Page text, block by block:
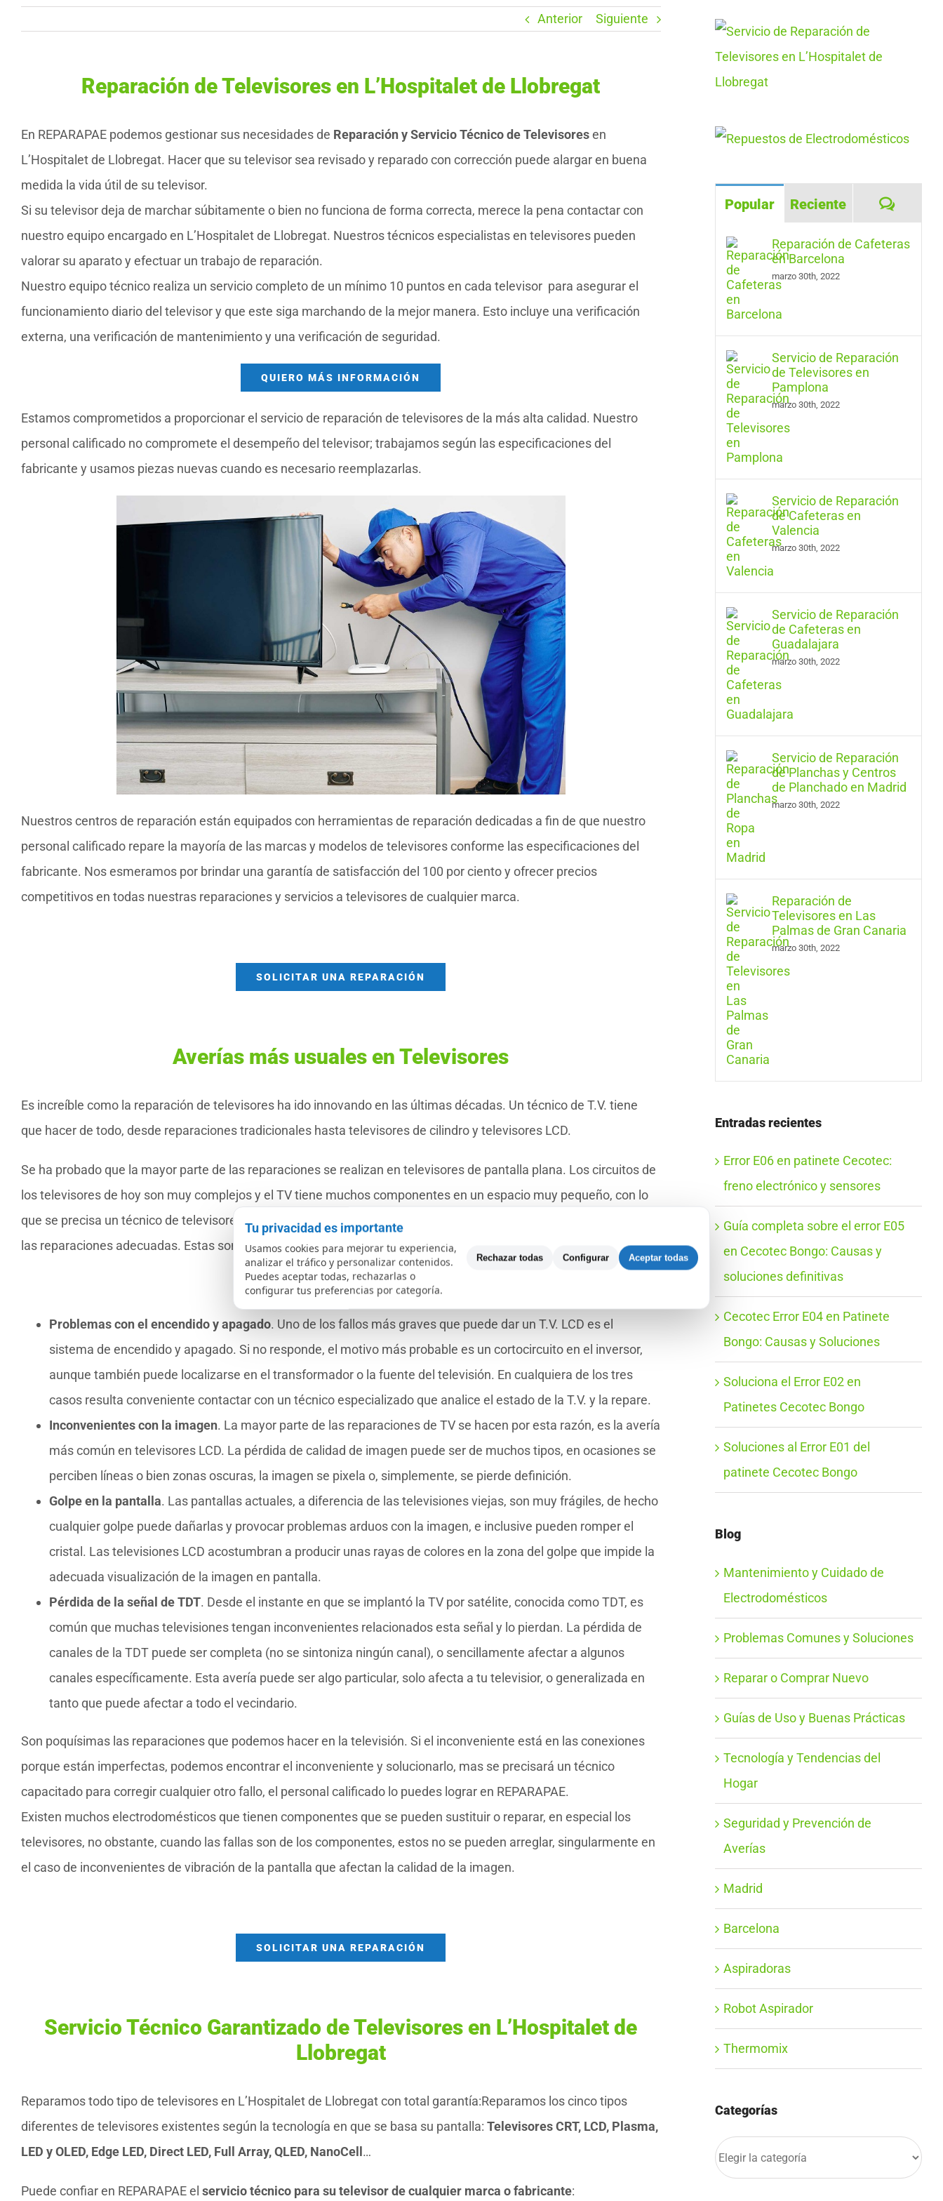
Anterior Siguiente
Reparación de Televisores en L’Hospitalet de Llobregat
En REPARAPAE podemos gestionar sus necesidades de Reparación y Servicio Técnico de Televisoresen
L’Hospitalet de Llobregat. Hacer que su televisor sea revisado y reparado con corrección puede alargar en buena
medida la vida útil de su televisor.
Si su televisor deja de marchar súbitamente o bien no funciona de forma correcta, merece la pena contactar con
nuestro equipo encargado en L’Hospitalet de Llobregat. Nuestros técnicos especialistas en televisores pueden
valorar su aparato y efectuar un trabajo de reparación.
Nuestro equipo técnico realiza un servicio completo de un mínimo 10 puntos en cada televisor para asegurar el
funcionamiento diario del televisor y que este siga marchando de la mejor manera. Esto incluye una verificación
externa, una verificación de mantenimiento y una verificación de seguridad.
QUIERO MÁS INFORMACIÓN
Estamos comprometidos a proporcionar el servicio de reparación de televisores de la más alta calidad. Nuestro
personal calificado no compromete el desempeño del televisor; trabajamos según las especificaciones del
fabricante y usamos piezas nuevas cuando es necesario reemplazarlas.
Nuestros centros de reparación están equipados con herramientas de reparación dedicadas a fin de que nuestro
personal calificado repare la mayoría de las marcas y modelos de televisores conforme las especificaciones del
fabricante. Nos esmeramos por brindar una garantía de satisfacción del 100 por ciento y ofrecer precios
competitivos en todas nuestras reparaciones y servicios a televisores de cualquier marca.
SOLICITAR UNA REPARACIÓN
Averías más usuales en Televisores
Es increíble como la reparación de televisores ha ido innovando en las últimas décadas. Un técnico de T.V. tiene
que hacer de todo, desde reparaciones tradicionales hasta televisores de cilindro y televisores LCD.
Se ha probado que la mayor parte de las reparaciones se realizan en televisores de pantalla plana. Los circuitos de
los televisores de hoy son muy complejos y el TV tiene muchos componentes en un espacio muy pequeño, con lo
que se precisa un técnico de televisores especialmente calificado para analizar el estado del dispositivo y realizar
las reparaciones adecuadas. Estas son algunas de las averías más frecuentes:
Problemas con el encendido y apagado. Uno de los fallos más graves que puede dar un T.V. LCD es el
sistema de encendido y apagado. Si no responde, el motivo más probable es un cortocircuito en el inversor,
aunque también puede localizarse en el transformador o la fuente del televisión. En cualquiera de los tres
casos resulta conveniente contactar con un técnico especializado que analice el estado de la T.V. y la repare.
Inconvenientes con la imagen. La mayor parte de las reparaciones de TV se hacen por esta razón, es la avería
más común en televisores LCD. La pérdida de calidad de imagen puede ser de muchos tipos, en ocasiones se
perciben líneas o bien zonas oscuras, la imagen se pixela o, simplemente, se pierde definición.
Golpe en la pantalla. Las pantallas actuales, a diferencia de las televisiones viejas, son muy frágiles, de hecho
cualquier golpe puede dañarlas y provocar problemas arduos con la imagen, e inclusive pueden romper el
cristal. Las televisiones LCD acostumbran a producir unas rayas de colores en la zona del golpe que impide la
adecuada visualización de la imagen en pantalla.
Pérdida de la señal de TDT. Desde el instante en que se implantó la TV por satélite, conocida como TDT, es
común que muchas televisiones tengan inconvenientes relacionados esta señal y lo pierdan. La pérdida de
canales de la TDT puede ser completa (no se sintoniza ningún canal), o sencillamente afectar a algunos
canales específicamente. Esta avería puede ser algo particular, solo afecta a tu televisior, o generalizada en
tanto que puede afectar a todo el vecindario.
Son poquísimas las reparaciones que podemos hacer en la televisión. Si el inconveniente está en las conexiones
porque están imperfectas, podemos encontrar el inconveniente y solucionarlo, mas se precisará un técnico
capacitado para corregir cualquier otro fallo, el personal calificado lo puedes lograr en REPARAPAE.
Existen muchos electrodomésticos que tienen componentes que se pueden sustituir o reparar, en especial los
televisores, no obstante, cuando las fallas son de los componentes, estos no se pueden arreglar, singularmente en
el caso de inconvenientes de vibración de la pantalla que afectan la calidad de la imagen.
SOLICITAR UNA REPARACIÓN
Servicio Técnico Garantizado de Televisores en L’Hospitalet de
Llobregat
Reparamos todo tipo de televisores en L’Hospitalet de Llobregat con total garantía:Reparamos los cinco tipos
diferentes de televisores existentes según la tecnología en que se basa su pantalla: Televisores CRT, LCD, Plasma,
LED y OLED, Edge LED, Direct LED, Full Array, QLED, NanoCell …
Puede confiar en REPARAPAE el servicio técnico para su televisor de cualquier marca o fabricante:
Popular Reciente
Reparación de Cafeteras
en Barcelona
marzo 30th, 2022
Servicio de Reparación
de Televisores en
Pamplona
marzo 30th, 2022
Servicio de Reparación
de Cafeteras en
Valencia
marzo 30th, 2022
Servicio de Reparación
de Cafeteras en
Guadalajara
marzo 30th, 2022
Servicio de Reparación
de Planchas y Centros
de Planchado en Madrid
marzo 30th, 2022
Reparación de
Televisores en Las
Palmas de Gran Canaria
marzo 30th, 2022
Entradas recientes
Error E06 en patinete Cecotec:
freno electrónico y sensores
Guía completa sobre el error E05
en Cecotec Bongo: Causas y
soluciones definitivas
Cecotec Error E04 en Patinete
Bongo: Causas y Soluciones
Soluciona el Error E02 en
Patinetes Cecotec Bongo
Soluciones al Error E01 del
patinete Cecotec Bongo
Blog
Mantenimiento y Cuidado de
Electrodomésticos
Problemas Comunes y Soluciones
Reparar o Comprar Nuevo
Guías de Uso y Buenas Prácticas
Tecnología y Tendencias del
Hogar
Seguridad y Prevención de
Averías
Madrid
Barcelona
Aspiradoras
Robot Aspirador
Thermomix
Categorías
Categorías
Tu privacidad es importante
Usamos cookies para mejorar tu experiencia,
analizar el tráfico y personalizar contenidos.
Puedes aceptar todas, rechazarlas o
configurar tus preferencias por categoría.
Rechazar todas Configurar Aceptar todas